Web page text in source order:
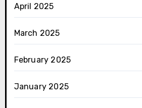
April 2025
March 2025
February 2025
January 2025